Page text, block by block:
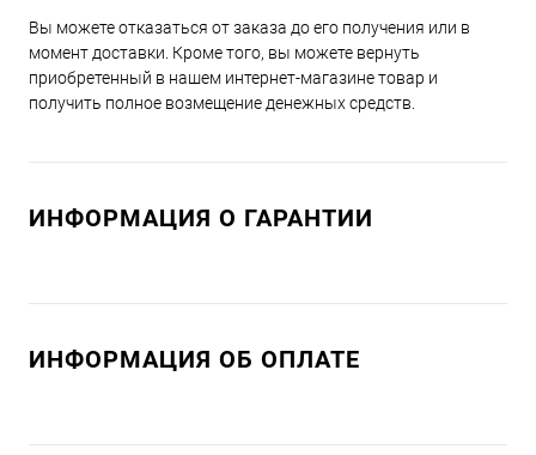
Вы можете отказаться от заказа до его получения или в
момент доставки. Кроме того, вы можете вернуть
приобретенный в нашем интернет-магазине товар и
получить полное возмещение денежных средств.
ИНФОРМАЦИЯ О ГАРАНТИИ
ИНФОРМАЦИЯ ОБ ОПЛАТЕ